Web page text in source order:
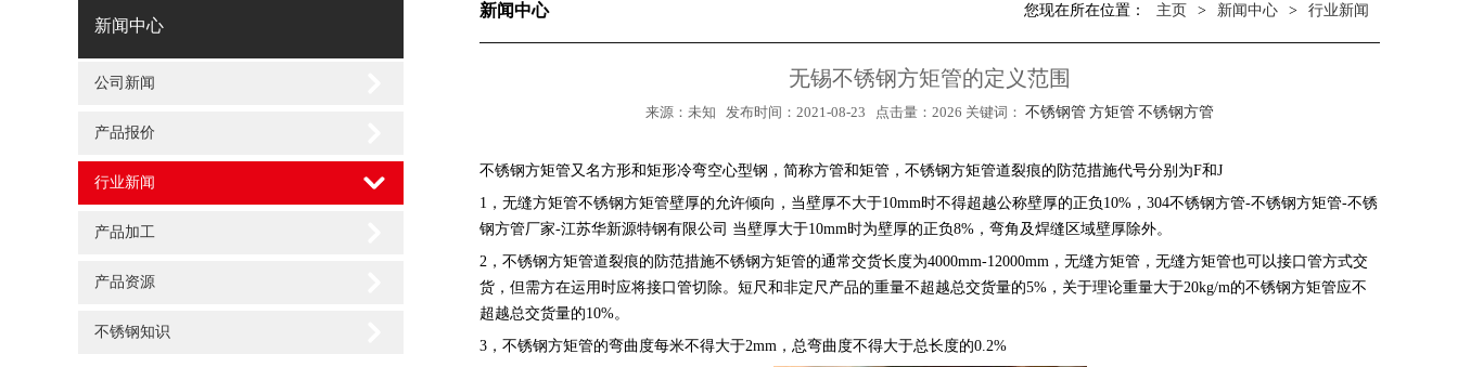
新闻中心
公司新闻
产品报价
行业新闻
产品加工
产品资源
不锈钢知识
新闻中心 您现在所在位置： 主页 > 新闻中心 > 行业新闻
无锡不锈钢方矩管的定义范围
来源：未知 发布时间：2021-08-23 点击量：2026 关键词： 不锈钢管 方矩管 不锈钢方管
不锈钢方矩管又名方形和矩形冷弯空心型钢，简称方管和矩管，不锈钢方矩管道裂痕的防范措施代号分别为F和J
1，无缝方矩管不锈钢方矩管壁厚的允许倾向，当壁厚不大于10mm时不得超越公称壁厚的正负10%，304不锈钢方管-不锈钢方矩管-不锈
钢方管厂家-江苏华新源特钢有限公司 当壁厚大于10mm时为壁厚的正负8%，弯角及焊缝区域壁厚除外。
2，不锈钢方矩管道裂痕的防范措施不锈钢方矩管的通常交货长度为4000mm-12000mm，无缝方矩管，无缝方矩管也可以接口管方式交
货，但需方在运用时应将接口管切除。短尺和非定尺产品的重量不超越总交货量的5%，关于理论重量大于20kg/m的不锈钢方矩管应不
超越总交货量的10%。
3，不锈钢方矩管的弯曲度每米不得大于2mm，总弯曲度不得大于总长度的0.2%